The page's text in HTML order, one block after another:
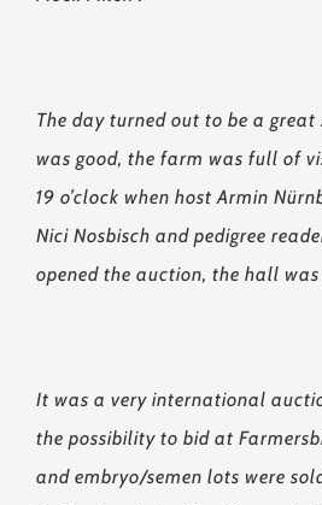
The day turned out to be a great
was good, the farm was full of
19 o’clock when host Armin
Nici Nosbisch and pedigree
opened the auction, the hall
It was a very international
the possibility to bid at
and embryo/semen lots were